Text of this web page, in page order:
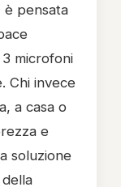
è pensata
microfoni
Chi invece
a casa o
e
soluzione